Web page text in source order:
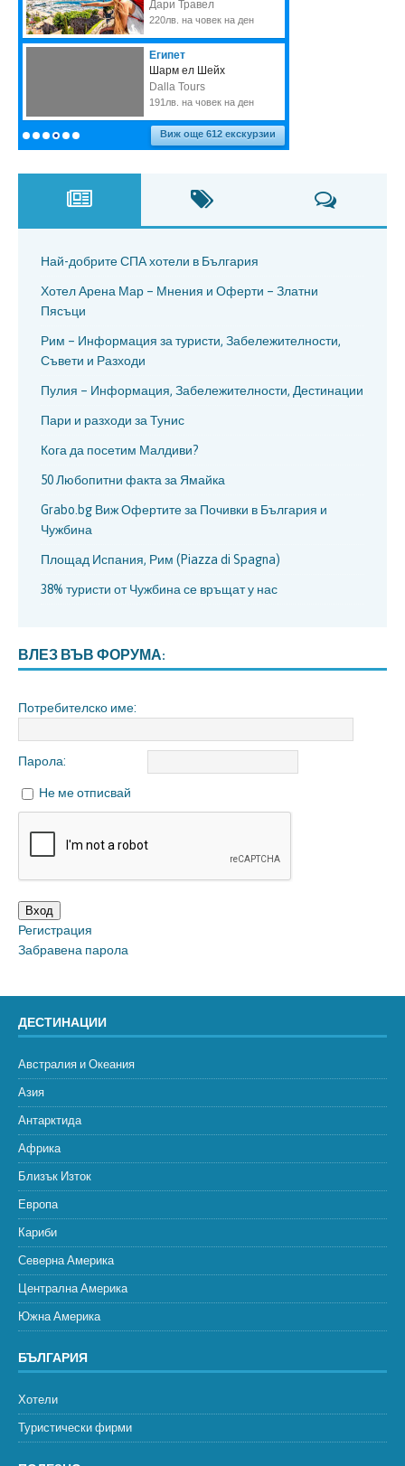
Най-добрите СПА хотели в България
Хотел Арена Мар – Мнения и Оферти – Златни
Пясъци
Рим – Информация за туристи, Забележителности,
Съвети и Разходи
Пулия – Информация, Забележителности, Дестинации
Пари и разходи за Тунис
Кога да посетим Малдиви?
50 Любопитни факта за Ямайка
Grabo.bg Виж Офертите за Почивки в България и
Чужбина
Площад Испания, Рим (Piazza di Spagna)
38% туристи от Чужбина се връщат у нас
ВЛЕЗ ВЪВ ФОРУМА:
Потребителско име:
Парола:
Не ме отписвай
Вход
Регистрация
Забравена парола
ДЕСТИНАЦИИ
Австралия и Океания
Азия
Антарктида
Африка
Близък Изток
Европа
Кариби
Северна Америка
Централна Америка
Южна Америка
БЪЛГАРИЯ
Хотели
Туристически фирми